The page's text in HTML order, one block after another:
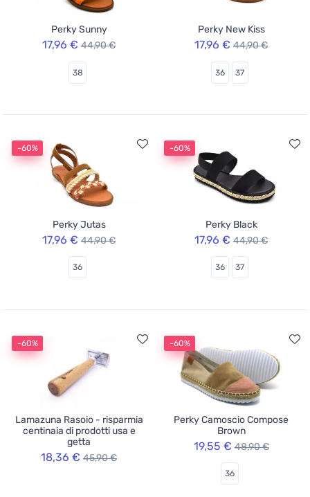
Perky Sunny
17,96 € 44,90 €
38
Perky New Kiss
17,96 € 44,90 €
36 37
-60%
Perky Jutas
17,96 € 44,90 €
36
-60%
Perky Black
17,96 € 44,90 €
36 37
-60%
Lamazuna Rasoio - risparmia
centinaia di prodotti usa e
getta
18,36 € 45,90 €
-60%
Perky Camoscio Compose
Brown
19,55 € 48,90 €
36